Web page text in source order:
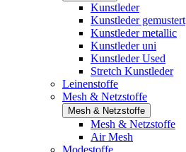
Kunstleder
Kunstleder gemustert
Kunstleder metallic
Kunstleder uni
Kunstleder Used
Stretch Kunstleder
Leinenstoffe
Mesh & Netzstoffe
Mesh & Netzstoffe
Mesh & Netzstoffe
Air Mesh
Modestoffe